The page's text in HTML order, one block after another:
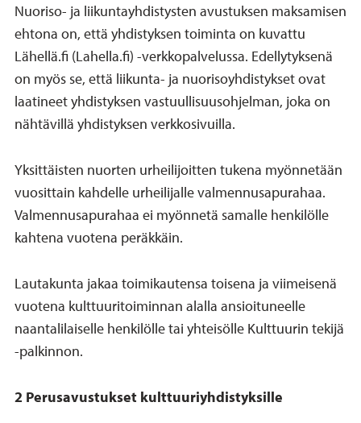
Nuoriso- ja liikuntayhdistysten avustuksen maksamisen
ehtona on, että yhdistyksen toiminta on kuvattu
Lähellä.fi (Lahella.fi) -verkkopalvelussa. Edellytyksenä
on myös se, että liikunta- ja nuorisoyhdistykset ovat
laatineet yhdistyksen vastuullisuusohjelman, joka on
nähtävillä yhdistyksen verkkosivuilla.
Yksittäisten nuorten urheilijoitten tukena myönnetään
vuosittain kahdelle urheilijalle valmennusapurahaa.
Valmennusapurahaa ei myönnetä samalle henkilölle
kahtena vuotena peräkkäin.
Lautakunta jakaa toimikautensa toisena ja viimeisenä
vuotena kulttuuritoiminnan alalla ansioituneelle
naantalilaiselle henkilölle tai yhteisölle Kulttuurin tekijä
-palkinnon.
2 Perusavustukset kulttuuriyhdistyksille